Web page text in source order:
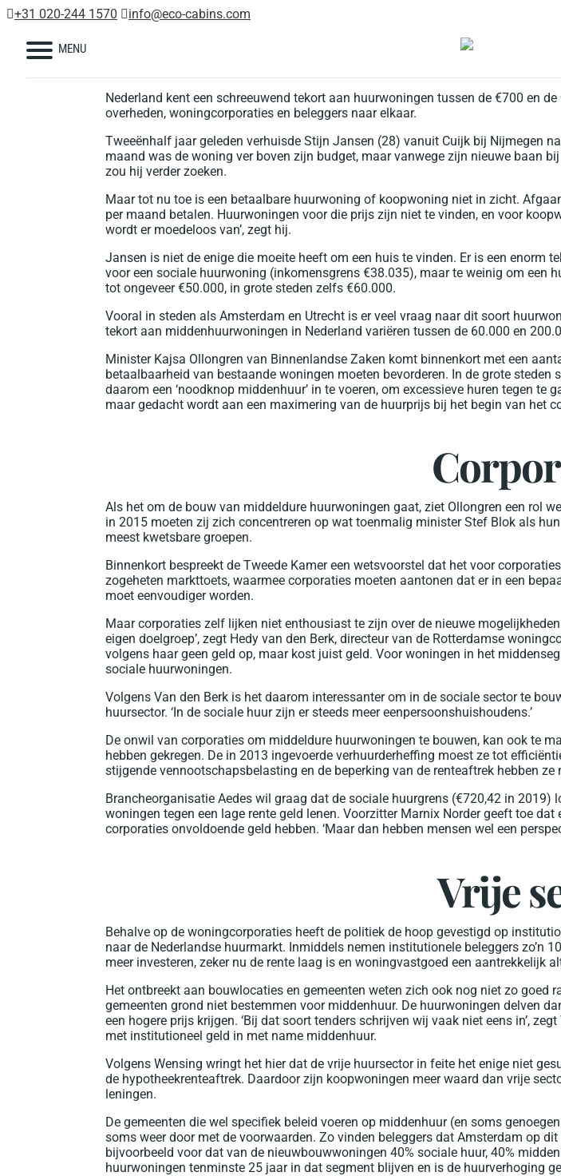
+31 020-244 1570 info@eco-cabins.com
MENU
Nederland kent een schreeuwend tekort aan huurwoningen tussen de €700 en
overheden, woningcorporaties en beleggers naar elkaar.
Tweeënhalf jaar geleden verhuisde Stijn Jansen (28) vanuit Cuijk bij Nijmegen
maand was de woning ver boven zijn budget, maar vanwege zijn nieuwe baan
zou hij verder zoeken.
Maar tot nu toe is een betaalbare huurwoning of koopwoning niet in zicht.
per maand betalen. Huurwoningen voor die prijs zijn niet te vinden, en voor
wordt er moedeloos van’, zegt hij.
Jansen is niet de enige die moeite heeft om een huis te vinden. Er is een enorm
voor een sociale huurwoning (inkomensgrens €38.035), maar te weinig om een
tot ongeveer €50.000, in grote steden zelfs €60.000.
Vooral in steden als Amsterdam en Utrecht is er veel vraag naar dit soort
tekort aan middenhuurwoningen in Nederland variëren tussen de 60.000 en
Minister Kajsa Ollongren van Binnenlandse Zaken komt binnenkort met een
betaalbaarheid van bestaande woningen moeten bevorderen. In de grote
daarom een ‘noodknop middenhuur’ in te voeren, om excessieve huren tegen
maar gedacht wordt aan een maximering van de huurprijs bij het begin van het
Als het om de bouw van middeldure huurwoningen gaat, ziet Ollongren een rol
in 2015 moeten zij zich concentreren op wat toenmalig minister Stef Blok als
meest kwetsbare groepen.
Binnenkort bespreekt de Tweede Kamer een wetsvoorstel dat het voor
zogeheten markttoets, waarmee corporaties moeten aantonen dat er in een
moet eenvoudiger worden.
Maar corporaties zelf lijken niet enthousiast te zijn over de nieuwe
eigen doelgroep’, zegt Hedy van den Berk, directeur van de Rotterdamse
volgens haar geen geld op, maar kost juist geld. Voor woningen in het
sociale huurwoningen.
Volgens Van den Berk is het daarom interessanter om in de sociale sector te
huursector. ‘In de sociale huur zijn er steeds meer eenpersoonshuishoudens.’
De onwil van corporaties om middeldure huurwoningen te bouwen, kan ook te
hebben gekregen. De in 2013 ingevoerde verhuurderheffing moest ze tot
stijgende vennootschapsbelasting en de beperking van de renteaftrek hebben
Brancheorganisatie Aedes wil graag dat de sociale huurgrens (€720,42 in
woningen tegen een lage rente geld lenen. Voorzitter Marnix Norder geeft toe
corporaties onvoldoende geld hebben. ‘Maar dan hebben mensen wel een
Vrije
Behalve op de woningcorporaties heeft de politiek de hoop gevestigd op
naar de Nederlandse huurmarkt. Inmiddels nemen institutionele beleggers zo’n
meer investeren, zeker nu de rente laag is en woningvastgoed een
Het ontbreekt aan bouwlocaties en gemeenten weten zich ook nog niet zo goed
gemeenten grond niet bestemmen voor middenhuur. De huurwoningen delven
een hogere prijs krijgen. ‘Bij dat soort tenders schrijven wij vaak niet eens in’,
met institutioneel geld in met name middenhuur.
Volgens Wensing wringt het hier dat de vrije huursector in feite het enige niet
de hypotheekrenteaftrek. Daardoor zijn koopwoningen meer waard dan vrije
leningen.
De gemeenten die wel specifiek beleid voeren op middenhuur (en soms
soms weer door met de voorwaarden. Zo vinden beleggers dat Amsterdam op
bijvoorbeeld voor dat van de nieuwbouwwoningen 40% sociale huur, 40%
huurwoningen tenminste 25 jaar in dat segment blijven en is de huurverhoging